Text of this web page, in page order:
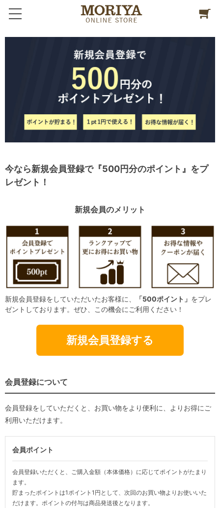
今なら新規会員登録で『500円分のポイント』をプ
レゼント！
新規会員のメリット
新規会員登録をしていただいたお客様に、 「500ポイント」 をプレ
ゼントしております。ぜひ、この機会にご利用ください！
新規会員登録する
会員登録について
会員登録をしていただくと、お買い物をより便利に、よりお得にご
利用いただけます。
会員ポイント
会員登録いただくと、ご購入金額（本体価格）に応じてポイントがたまり
ます。
貯まったポイントは1ポイント1円として、次回のお買い物よりお使いいた
だけます。ポイントの付与は商品発送後となります。